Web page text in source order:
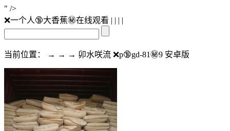
" />
❌一个人🔞大香蕉㊙️在线观看 | | | |
当前位置： → → → 卯水咲流 ❌p🔞gd-81㊙️9 安卓版